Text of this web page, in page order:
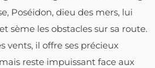
Poséidon, dieu des mers, lui
sème les obstacles sur sa route.
vents, il offre ses précieux
reste impuissant face aux